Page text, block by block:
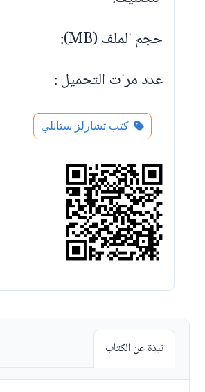
حجم الملف (MB):
عدد مرات التحميل :
كتب تشارلز ستانلي
نبذة عن الكتاب